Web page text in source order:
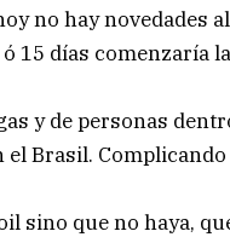
no hay novedades al
15 días comenzaría la
y de personas
Brasil. Complicando
sino que no haya,